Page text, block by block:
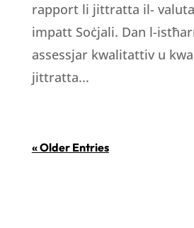
rapport li jittratta il-
impatt Soċjali. Dan l-
assessjar kwalitattiv u
jittratta...
« Older Entries